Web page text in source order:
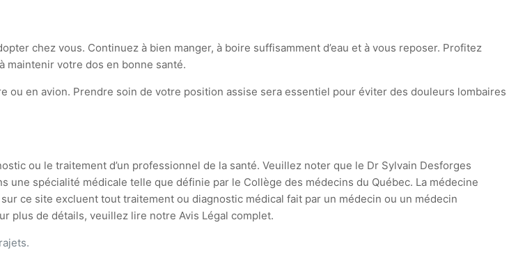
chez vous. Continuez à bien manger, à boire suffisamment d’eau et à vous reposer. Profitez
maintenir votre dos en bonne santé.
en avion. Prendre soin de votre position assise sera essentiel pour éviter des douleurs lombaires
ou le traitement d’un professionnel de la santé. Veuillez noter que le Dr Sylvain Desforges
une spécialité médicale telle que définie par le Collège des médecins du Québec. La médecine
ce site excluent tout traitement ou diagnostic médical fait par un médecin ou un médecin
plus de détails, veuillez lire notre Avis Légal complet.